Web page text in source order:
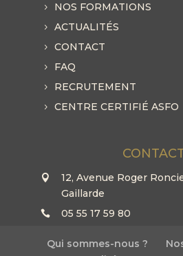
NOS FORMATIONS
ACTUALITÉS
CONTACT
FAQ
RECRUTEMENT
CENTRE CERTIFIÉ ASFO
12, Avenue Roger
Gaillarde
05 55 17 59 80
Qui sommes-nous ?